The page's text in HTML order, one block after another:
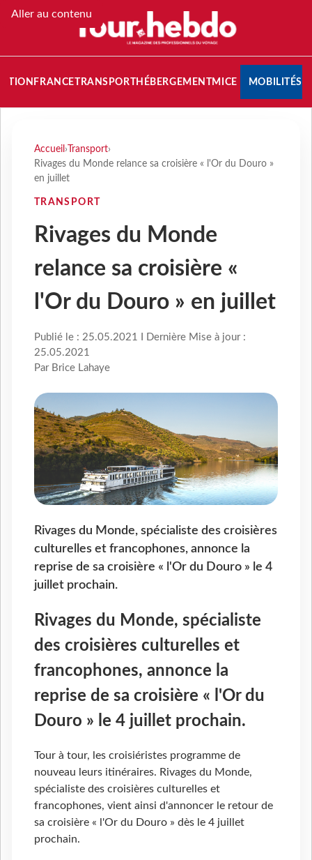
Aller au contenu
FRANCETRANSPORT HÉBERGEMENTMICE MOBILITÉS
Accueil › Transport›
Rivages du Monde relance sa croisière « l'Or du Douro »
en juillet
TRANSPORT
Rivages du Monde
relance sa croisière «
l'Or du Douro » en juillet
Publié le : 25.05.2021 I Dernière Mise à jour :
25.05.2021
Par Brice Lahaye
Rivages du Monde, spécialiste des croisières
culturelles et francophones, annonce la
reprise de sa croisière « l'Or du Douro » le 4
juillet prochain.
Rivages du Monde, spécialiste
des croisières culturelles et
francophones, annonce la
reprise de sa croisière « l'Or du
Douro » le 4 juillet prochain.
Tour à tour, les croisiéristes programme de
nouveau leurs itinéraires. Rivages du Monde,
spécialiste des croisières culturelles et
francophones, vient ainsi d'annoncer le retour de
sa croisière « l'Or du Douro » dès le 4 juillet
prochain.